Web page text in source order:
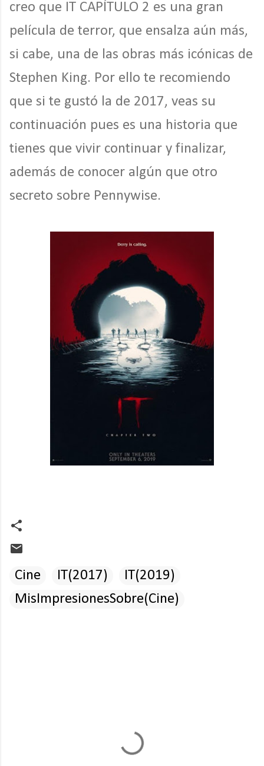
creo que IT CAPÍTULO 2 es una gran
película de terror, que ensalza aún más,
si cabe, una de las obras más icónicas de
Stephen King. Por ello te recomiendo
que si te gustó la de 2017, veas su
continuación pues es una historia que
tienes que vivir continuar y finalizar,
además de conocer algún que otro
secreto sobre Pennywise.
Cine IT(2017)
IT(2019)
MisImpresionesSobre(Cine)